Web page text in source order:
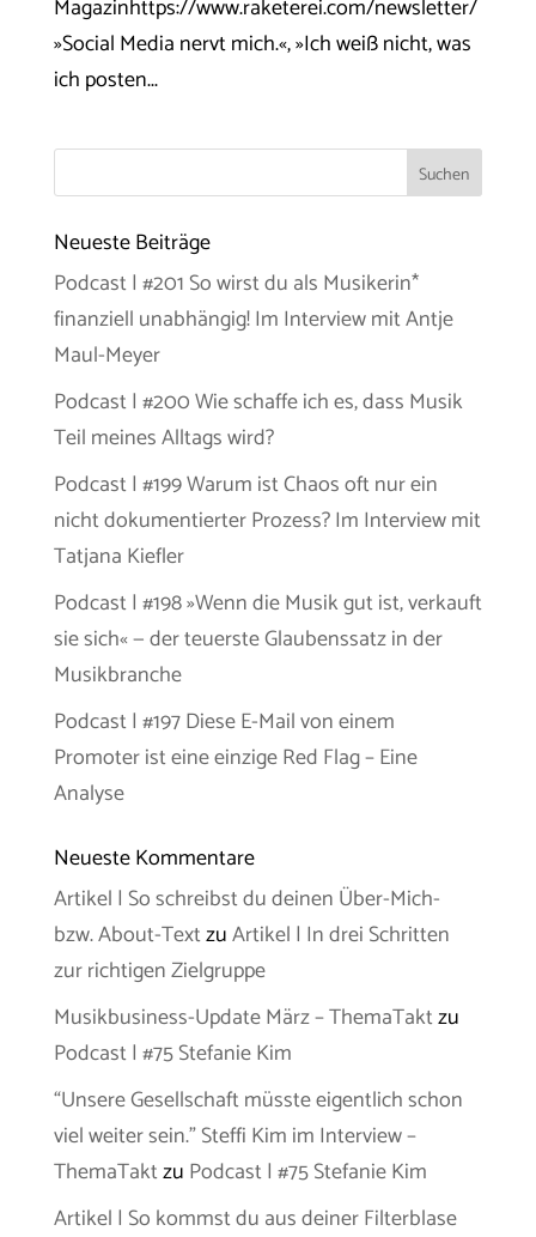
Magazinhttps://www.raketerei.com/newsletter/
»Social Media nervt mich.«, »Ich weiß nicht, was
ich posten...
Neueste Beiträge
Podcast | #201 So wirst du als Musikerin*
finanziell unabhängig! Im Interview mit Antje
Maul-Meyer
Podcast | #200 Wie schaffe ich es, dass Musik
Teil meines Alltags wird?
Podcast | #199 Warum ist Chaos oft nur ein
nicht dokumentierter Prozess? Im Interview mit
Tatjana Kiefler
Podcast | #198 »Wenn die Musik gut ist, verkauft
sie sich« — der teuerste Glaubenssatz in der
Musikbranche
Podcast | #197 Diese E-Mail von einem
Promoter ist eine einzige Red Flag – Eine
Analyse
Neueste Kommentare
Artikel | So schreibst du deinen Über-Mich-
bzw. About-TextzuArtikel | In drei Schritten
zur richtigen Zielgruppe
Musikbusiness-Update März – ThemaTaktzu
Podcast | #75 Stefanie Kim
“Unsere Gesellschaft müsste eigentlich schon
viel weiter sein.” Steffi Kim im Interview –
ThemaTaktzu Podcast | #75 Stefanie Kim
Artikel | So kommst du aus deiner Filterblase